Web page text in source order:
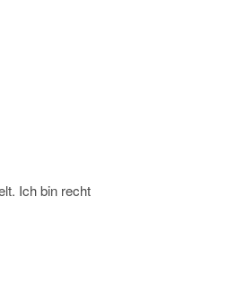
Ich bin recht